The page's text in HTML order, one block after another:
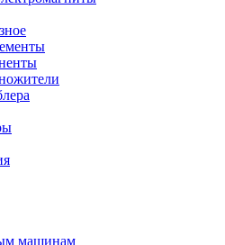
машинам